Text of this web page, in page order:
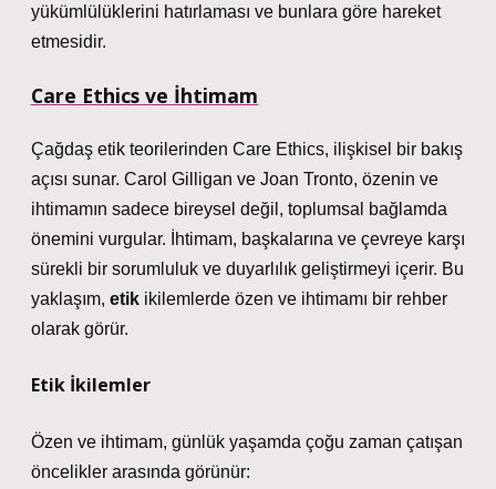
yükümlülüklerini hatırlaması ve bunlara göre hareket
etmesidir.
Care Ethics ve İhtimam
Çağdaş etik teorilerinden Care Ethics, ilişkisel bir bakış
açısı sunar. Carol Gilligan ve Joan Tronto, özenin ve
ihtimamın sadece bireysel değil, toplumsal bağlamda
önemini vurgular. İhtimam, başkalarına ve çevreye karşı
sürekli bir sorumluluk ve duyarlılık geliştirmeyi içerir. Bu
yaklaşım, etik ikilemlerde özen ve ihtimamı bir rehber
olarak görür.
Etik İkilemler
Özen ve ihtimam, günlük yaşamda çoğu zaman çatışan
öncelikler arasında görünür: